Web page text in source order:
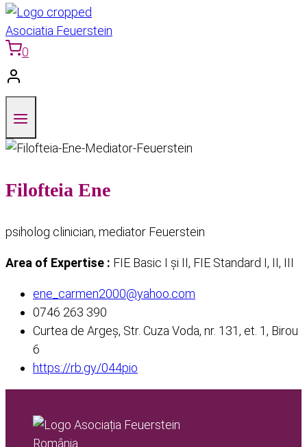
0
Filofteia Ene
psiholog clinician, mediator Feuerstein
Area of Expertise : FIE Basic I și II, FIE Standard I, II, III
ene_carmen2000@yahoo.com
0746 263 390
Curtea de Argeș, Str. Cuza Voda, nr. 131, et. 1, Birou
6
https://rb.gy/044pio